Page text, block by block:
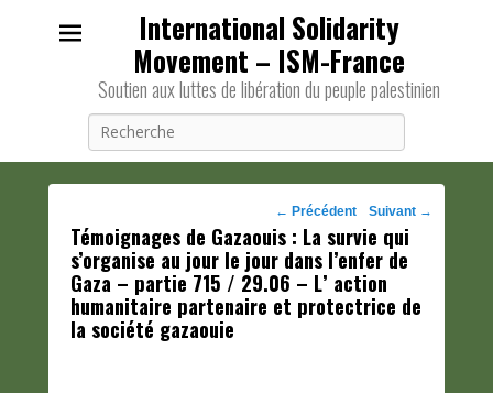
International Solidarity
Movement – ISM-France
Soutien aux luttes de libération du peuple palestinien
Navigation
des
posts
← Précédent Suivant →
Témoignages de Gazaouis : La survie qui
s’organise au jour le jour dans l’enfer de
Gaza – partie 715 / 29.06 – L’ action
humanitaire partenaire et protectrice de
la société gazaouie